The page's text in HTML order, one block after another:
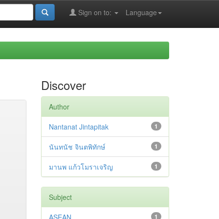
Language
Sign on to:
Discover
Author
1
Nantanat Jintapitak
1
นันทนัช จินตพิทักษ์
1
มานพ แก้วโมราเจริญ
Subject
1
ASEAN